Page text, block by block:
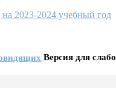
2023-2024 учебный год
Версия для